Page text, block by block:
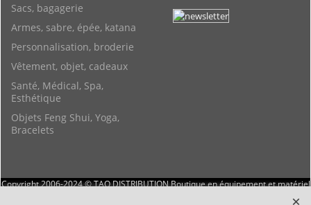
Sacs, bagagerie
Armes, sabre, épée, katana
Personnalisation, broderie
Vêtement, objet, cadeaux
Santé, Médical, Spa,
Esthétique
Objets Feng Shui, Yoga,
Bracelets
Copyright 2006-2024 © TAO DISTRIBUTION Boutique en équipement et matériel